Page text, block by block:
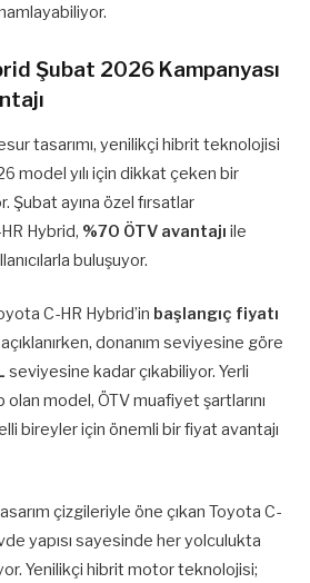
Şubat 2026 Kampanyası
tasarımı, yenilikçi hibrit teknolojisi
model yılı için dikkat çeken bir
Şubat ayına özel fırsatlar
Hybrid, %70 ÖTV avantajı ile
buluşuyor.
C-HR Hybrid’in başlangıç fiyatı
donanım seviyesine göre
seviyesine kadar çıkabiliyor. Yerli
model, ÖTV muafiyet şartlarını
bireyler için önemli bir fiyat avantajı
çizgileriyle öne çıkan Toyota C-
yapısı sayesinde her yolculukta
Yenilikçi hibrit motor teknolojisi;